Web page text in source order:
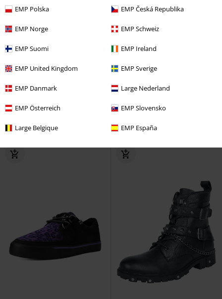
EMP Polska EMP Česká Republika
EMP Norge EMP Schweiz
EMP Suomi EMP Ireland
EMP United Kingdom EMP Sverige
EMP Danmark Large Nederland
EMP Österreich EMP Slovensko
Large Belgique EMP España
Pumps med remmar och nitar
Gothicana by EMP
Tennin Heart Shoes
klack